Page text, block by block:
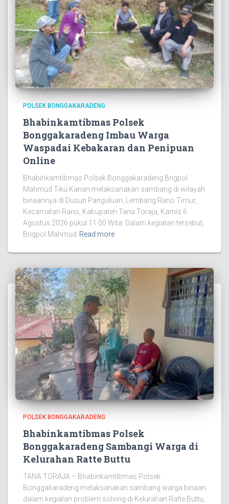
POLSEK BONGGAKARADENG
Bhabinkamtibmas Polsek
Bonggakaradeng Imbau Warga
Waspadai Kebakaran dan Penipuan
Online
Bhabinkamtibmas Polsek Bonggakaradeng Brigpol
Mahmud Tiku Kanan melaksanakan sambang di wilayah
binaannya di Dusun Panguluan, Lembang Rano Timur,
Kecamatan Rano, Kabupaten Tana Toraja, Kamis 6
Agustus 2026 pukul 11.00 Wita. Dalam kegiatan tersebut,
Brigpol Mahmud Read more
POLSEK BONGGAKARADENG
Bhabinkamtibmas Polsek
Bonggakaradeng Sambangi Warga di
Kelurahan Ratte Buttu
TANA TORAJA – Bhabinkamtibmas Polsek
Bonggakaradeng melaksanakan sambang warga binaan
dalam kegiatan problem solving di Kelurahan Ratte Buttu,